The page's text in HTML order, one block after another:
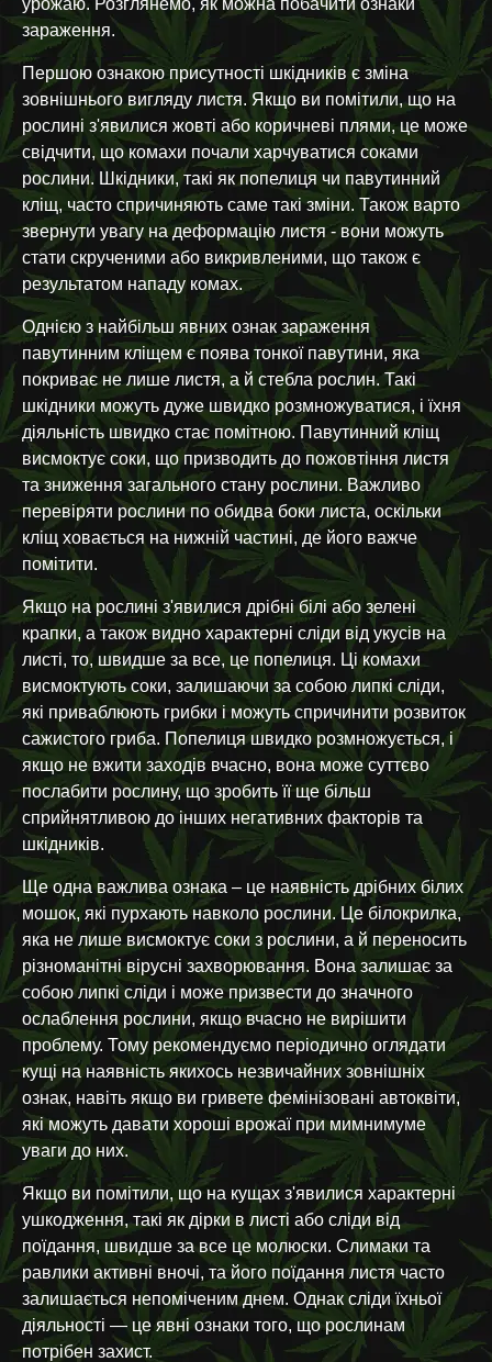
зараження.
Першою ознакою присутності шкідників є зміна
зовнішнього вигляду листя. Якщо ви помітили, що на
рослині з'явилися жовті або коричневі плями, це може
свідчити, що комахи почали харчуватися соками
рослини. Шкідники, такі як попелиця чи павутинний
кліщ, часто спричиняють саме такі зміни. Також варто
звернути увагу на деформацію листя - вони можуть
стати скрученими або викривленими, що також є
результатом нападу комах.
Однією з найбільш явних ознак зараження
павутинним кліщем є поява тонкої павутини, яка
покриває не лише листя, а й стебла рослин. Такі
шкідники можуть дуже швидко розмножуватися, і їхня
діяльність швидко стає помітною. Павутинний кліщ
висмоктує соки, що призводить до пожовтіння листя
та зниження загального стану рослини. Важливо
перевіряти рослини по обидва боки листа, оскільки
кліщ ховається на нижній частині, де його важче
помітити.
Якщо на рослині з'явилися дрібні білі або зелені
крапки, а також видно характерні сліди від укусів на
листі, то, швидше за все, це попелиця. Ці комахи
висмоктують соки, залишаючи за собою липкі сліди,
які приваблюють грибки і можуть спричинити розвиток
сажистого гриба. Попелиця швидко розмножується, і
якщо не вжити заходів вчасно, вона може суттєво
послабити рослину, що зробить її ще більш
сприйнятливою до інших негативних факторів та
шкідників.
Ще одна важлива ознака – це наявність дрібних білих
мошок, які пурхають навколо рослини. Це білокрилка,
яка не лише висмоктує соки з рослини, а й переносить
різноманітні вірусні захворювання. Вона залишає за
собою липкі сліди і може призвести до значного
ослаблення рослини, якщо вчасно не вирішити
проблему. Тому рекомендуємо періодично оглядати
кущі на наявність якихось незвичайних зовнішніх
ознак, навіть якщо ви гривете фемінізовані автоквіти,
які можуть давати хороші врожаї при мимнимуме
уваги до них.
Якщо ви помітили, що на кущах з'явилися характерні
ушкодження, такі як дірки в листі або сліди від
поїдання, швидше за все це молюски. Слимаки та
равлики активні вночі, та його поїдання листя часто
залишається непоміченим днем. Однак сліди їхньої
діяльності — це явні ознаки того, що рослинам
потрібен захист.